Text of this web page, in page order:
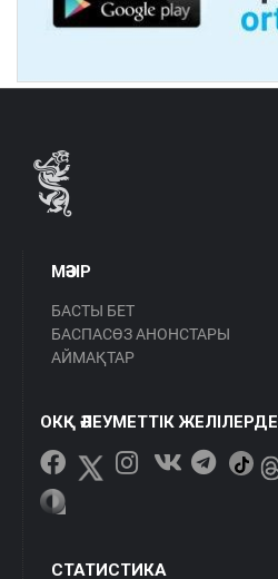
МӘЗІР
БАСТЫ БЕТ
БАСПАСӨЗ АНОНСТАРЫ
АЙМАҚТАР
ОКҚ ӘЛЕУМЕТТІК ЖЕЛІЛЕРДЕ
СТАТИСТИКА